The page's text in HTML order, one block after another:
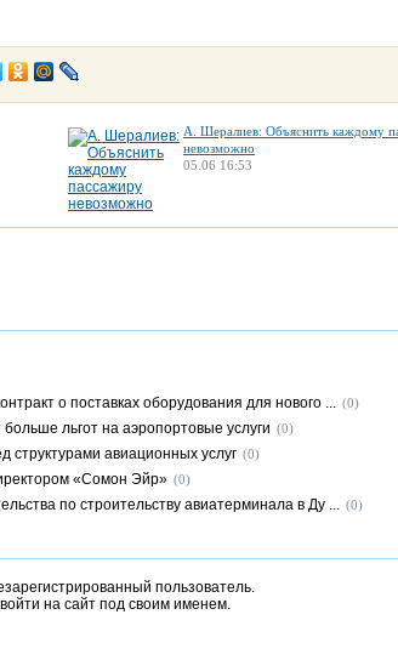
А. Шералиев: Объяснить каждому
невозможно
05.06 16:53
о поставках оборудования для нового ... (0)
льгот на аэропортовые услуги (0)
структурами авиационных услуг (0)
«Сомон Эйр» (0)
по строительству авиатерминала в Ду ... (0)
пользователь.
на сайт под своим именем.